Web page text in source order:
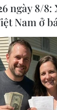
ngày 8/
Nam ở